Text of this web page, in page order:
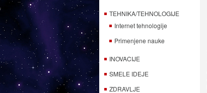
TEHNIKA/TEHNOLOGIJE
Internet tehnologije
Primenjene nauke
INOVACIJE
SMELE IDEJE
ZDRAVLJE